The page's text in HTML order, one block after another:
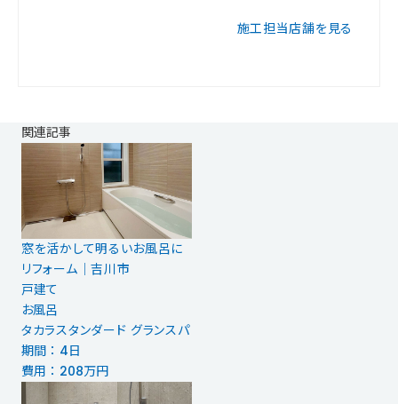
施工担当店舗を見る
関連記事
窓を活かして明るいお風呂に
リフォーム│吉川市
戸建て
お風呂
タカラスタンダード グランスパ
期間 ： 4日
費用 ： 208万円